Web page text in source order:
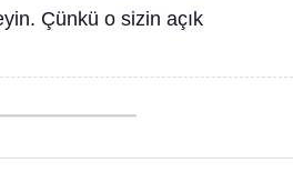
Çünkü o sizin açık